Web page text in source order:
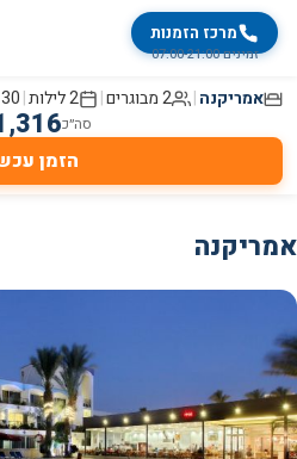
מרכז הזמנות
זמינים 07:00-21:00
אמריקנה| 2 מבוגרים |
2לילות|30 אוגוסט
סה״כ
הזמן
אמריקנה